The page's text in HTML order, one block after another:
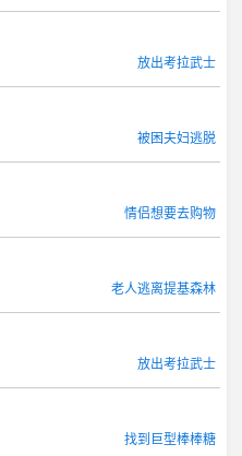
放出考拉武士
被困夫妇逃脱
情侣想要去购物
老人逃离提基森林
放出考拉武士
找到巨型棒棒糖